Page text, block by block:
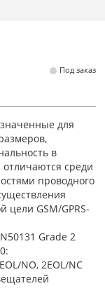
Под заказ
для
в
среди
проводного
цели GSM/GPRS-
Grade 2
NO, 2EOL/NC